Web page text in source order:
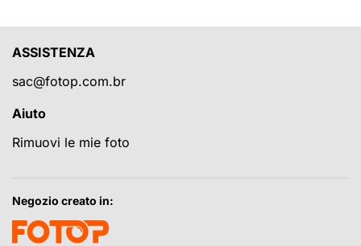
ASSISTENZA
sac@fotop.com.br
Aiuto
Rimuovi le mie foto
Negozio creato in: